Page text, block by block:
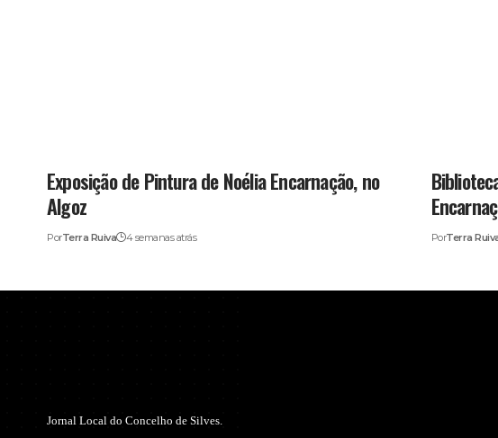
Exposição de Pintura de Noélia Encarnação, no
Algoz
PorTerra Ruiva 4 semanas atrás PorTerra
Jornal Local do Concelho de Silves.